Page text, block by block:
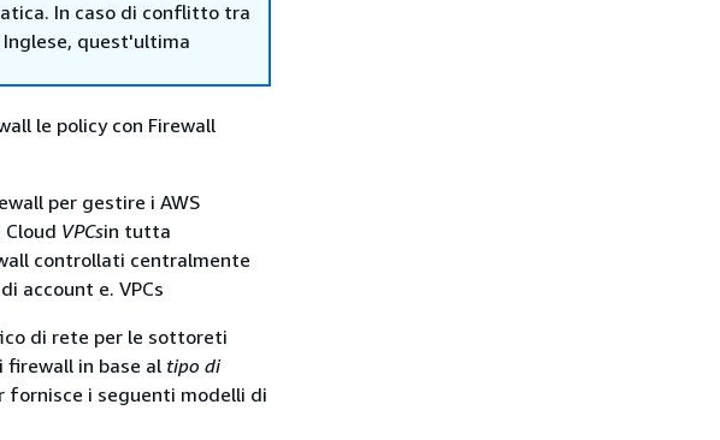
In caso di conflitto tra
quest'ultima
le policy con Firewall
per gestire i AWS
VPCsin tutta
controllati centralmente
account e. VPCs
di rete per le sottoreti
firewall in base al tipo di
fornisce i seguenti modelli di